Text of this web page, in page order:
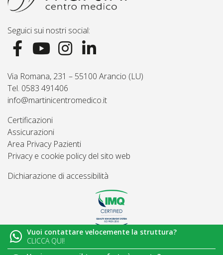
Seguici sui nostri social:
Via Romana, 231 – 55100 Arancio (LU)
Tel. 0583 491406
info@martinicentromedico.it
Certificazioni
Assicurazioni
Area Privacy Pazienti
Privacy e cookie policy del sito web
Dichiarazione di accessibilità
© 2026Martini Centro Medico - Lucca
Vuoi contattare velocemente la struttura?
CLICCA QUI!